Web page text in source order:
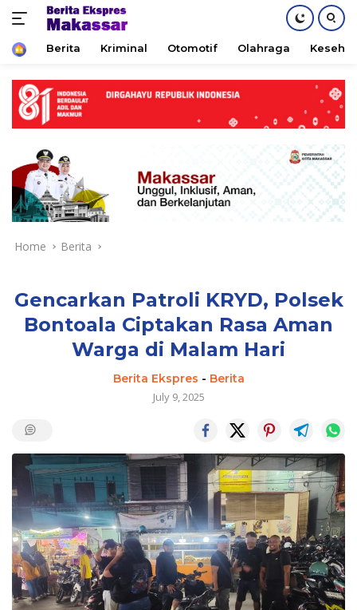
content
HomeBerita Kriminal Otomotif Olahraga
Home Berita
Gencarkan Patroli KRYD, Polsek
Bontoala Ciptakan Rasa Aman
Warga di Malam Hari
Berita Ekspres - Berita
July 9, 2025